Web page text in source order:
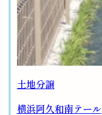
土地分譲
横浜阿久和南テール